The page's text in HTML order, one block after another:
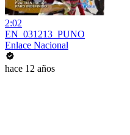
2:02
EN_031213_PUNO
Enlace Nacional
hace 12 años